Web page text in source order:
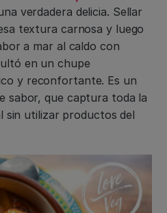
verdadera delicia. Sellar
textura carnosa y luego
a mar al caldo con
en un chupe
y reconfortante. Es un
sabor, que captura toda la
sin utilizar productos del